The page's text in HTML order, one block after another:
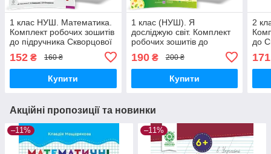
1 клас НУШ. Математика.
Комплект робочих зошитів
до підручника Скворцової
Наталя Миколаївна),
Богдан
152 ₴ 160 ₴
Купити
1 клас (НУШ). Я
досліджую світ. Комплект
робочих зошитів до
підручника Волощенко у
2-х частинах (Лабащук
О.), Підручники і
190₴ 200 ₴
Купити
2
до
171
Акційні пропозиції та новинки
–11% –11%